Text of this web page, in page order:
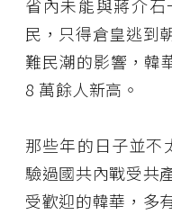
省內未能與蔣介
民，只得倉皇逃到
難民潮的影響，韓
8 萬餘人新高。
那些年的日子並不
驗過國共內戰受共
受歡迎的韓華，多